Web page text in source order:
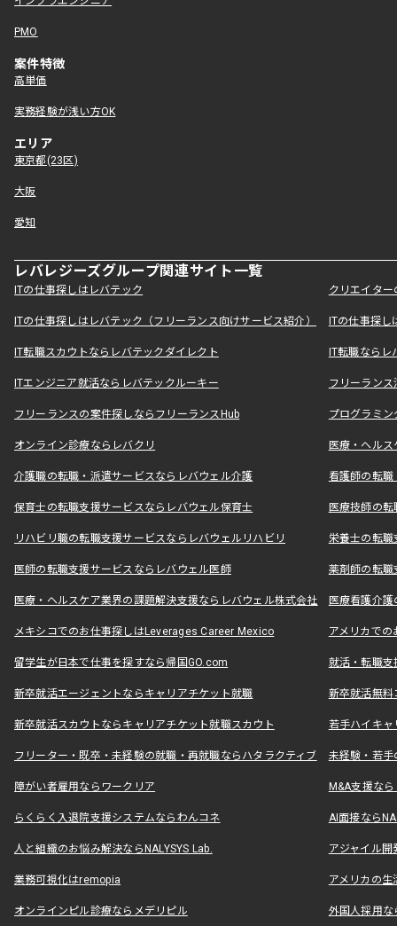
PMO
案件特徴
高単価
実務経験が浅い方OK
エリア
東京都(23区)
大阪
愛知
レバレジーズグループ関連サイト一覧
ITの仕事探しはレバテック クリエイタ
ITの仕事探しはレバテック（フリーランス向けサービス紹介） ITの仕事探
IT転職スカウトならレバテックダイレクト IT転職なら
ITエンジニア就活ならレバテックルーキー フリーラン
フリーランスの案件探しならフリーランスHub プログラミ
オンライン診療ならレバクリ 医療・ヘル
介護職の転職・派遣サービスならレバウェル介護 看護師の転
保育士の転職支援サービスならレバウェル保育士 医療技師の
リハビリ職の転職支援サービスならレバウェルリハビリ 栄養士の転
医師の転職支援サービスならレバウェル医師 薬剤師の転
医療・ヘルスケア業界の課題解決支援ならレバウェル株式会社 医療看護介
メキシコでのお仕事探しはLeverages Career Mexico アメリカで
留学生が日本で仕事を探すなら帰国GO.com 就活・転職
新卒就活エージェントならキャリアチケット就職 新卒就活無料
新卒就活スカウトならキャリアチケット就職スカウト 若手ハイキ
フリーター・既卒・未経験の就職・再就職ならハタラクティブ 未経験・若手
障がい者雇用ならワークリア M&A支援な
らくらく入退院支援システムならわんコネ AI面接なら
人と組織のお悩み解決ならNALYSYS Lab. アジャイル
業務可視化はremopia アメリカの
オンラインピル診療ならメデリピル 外国人採用